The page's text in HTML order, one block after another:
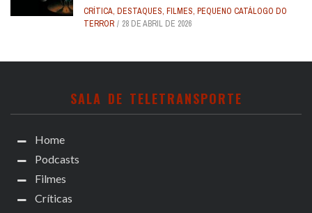
CRÍTICA, DESTAQUES, FILMES, PEQUENO CATÁLOGO DO
TERROR
28 DE ABRIL DE 2026
SALA DE TELETRANSPORTE
Home
Podcasts
Filmes
Críticas